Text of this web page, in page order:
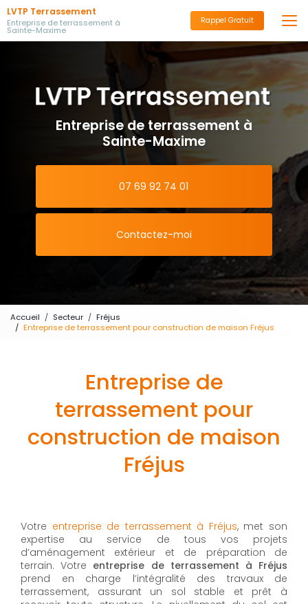
Aller
au
contenu
principal
LVTP Terrassement
Entreprise de terrassement à
Sainte-Maxime
Rappel Gratuit
Entreprise de terrassement à
Sainte-Maxime
07 69 92 74 01
Contactez-moi
Accueil Secteur
Fréjus
Entreprise de terrassement pour construction de maison Fréjus
Entreprise de
terrassement pour
construction de maison
Fréjus
Votre entreprise de terrassement à Fréjus, met son
expertise au service de tous vos projets
d’aménagement extérieur et de préparation de
terrain. Votre entreprise de terrassement à Fréjus
prend en charge l’intégralité des travaux de
terrassement, assurant un sol stable et prêt à